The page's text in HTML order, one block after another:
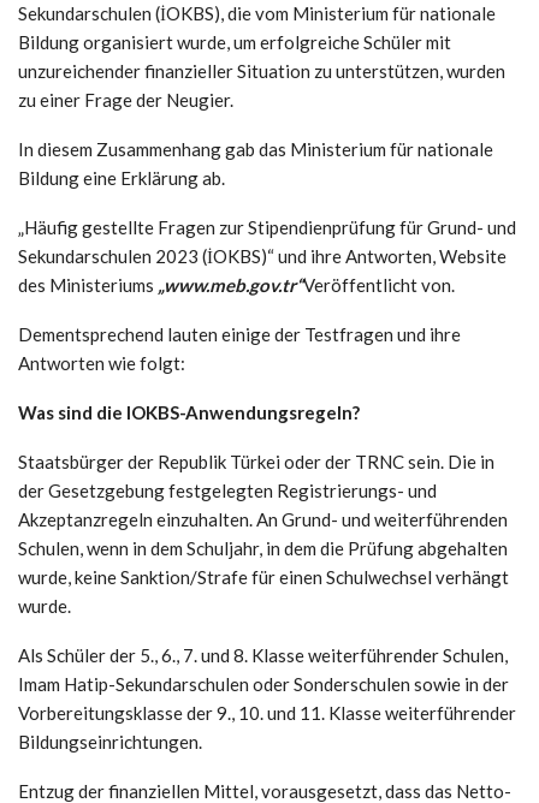
Sekundarschulen (İOKBS), die vom Ministerium für nationale
Bildung organisiert wurde, um erfolgreiche Schüler mit
unzureichender finanzieller Situation zu unterstützen, wurden
zu einer Frage der Neugier.
In diesem Zusammenhang gab das Ministerium für nationale
Bildung eine Erklärung ab.
„Häufig gestellte Fragen zur Stipendienprüfung für Grund- und
Sekundarschulen 2023 (İOKBS)“ und ihre Antworten, Website
des Ministeriums „www.meb.gov.tr“Veröffentlicht von.
Dementsprechend lauten einige der Testfragen und ihre
Antworten wie folgt:
Was sind die IOKBS-Anwendungsregeln?
Staatsbürger der Republik Türkei oder der TRNC sein. Die in
der Gesetzgebung festgelegten Registrierungs- und
Akzeptanzregeln einzuhalten. An Grund- und weiterführenden
Schulen, wenn in dem Schuljahr, in dem die Prüfung abgehalten
wurde, keine Sanktion/Strafe für einen Schulwechsel verhängt
wurde.
Als Schüler der 5., 6., 7. und 8. Klasse weiterführender Schulen,
Imam Hatip-Sekundarschulen oder Sonderschulen sowie in der
Vorbereitungsklasse der 9., 10. und 11. Klasse weiterführender
Bildungseinrichtungen.
Entzug der finanziellen Mittel, vorausgesetzt, dass das Netto-